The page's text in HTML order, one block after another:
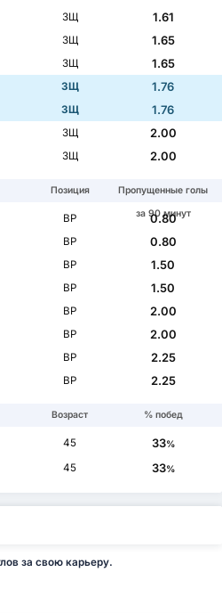
ЗЩ
1.61
ЗЩ
1.65
ЗЩ
1.65
ЗЩ
1.76
ЗЩ
1.76
ЗЩ
2.00
ЗЩ 2.00
Позиция
Пропущенные голы
за 90 минут
ВР
0.80
ВР
0.80
ВР
1.50
ВР
1.50
ВР
2.00
ВР
2.00
ВР
2.25
ВР 2.25
Возраст % побед
45 33%
45 33%
за свою карьеру.